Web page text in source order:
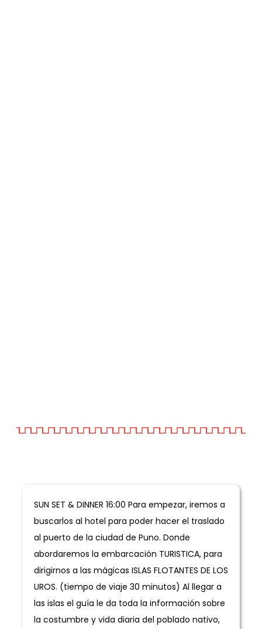
SUN SET & DINNER 16:00 Para empezar, iremos a
buscarlos al hotel para poder hacer el traslado
al puerto de la ciudad de Puno. Donde
abordaremos la embarcación TURISTICA, para
dirigirnos a las mágicas ISLAS FLOTANTES DE LOS
UROS. (tiempo de viaje 30 minutos) Al llegar a
las islas el guía le da toda la información sobre
la costumbre y vida diaria del poblado nativo,